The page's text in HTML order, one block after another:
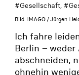
#Gesellschaft, #
Bild: IMAGO / Jürgen
Ich fahre
Berlin – weder
abschneiden,
ohnehin